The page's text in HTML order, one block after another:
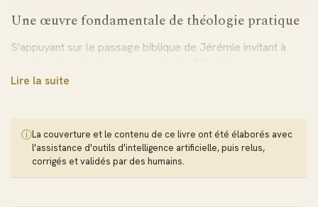
Une œuvre fondamentale de théologie pratique
S'appuyant sur le passage biblique de Jérémie invitant à
exploration approfondie des doctrines chrétiennes
offrant ainsi un fondement solide pour la vie de foi.
Les avantages du format EPUB pour votre
Lire la suite
ⓘLa couverture et le contenu de ce livre ont été élaborés avec
l'assistance d'outils d'intelligence artificielle, puis relus,
corrigés et validés par des humains.